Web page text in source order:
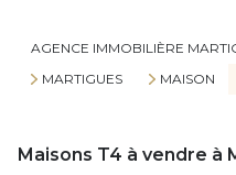
AGENCE IMMOBILIÈRE
MARTIGUES
MAISON
Maisons T4 à vendre à